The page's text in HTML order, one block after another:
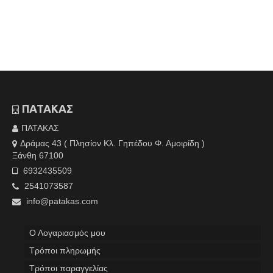
ΠΑΤΑΚΑΣ
ΠΑΤΑΚΑΣ
Δράμας 43 ( Πλησίον Κλ. Γηπέδου Φ. Αμοιρίδη )
Ξάνθη 67100
6932435509
2541073587
info@patakas.com
Ο Λογαριασμός μου
Tρόποι πληρωμής
Τρόποι παραγγελίας